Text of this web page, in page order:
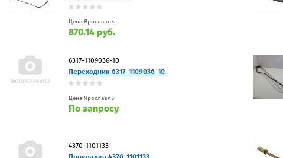
Цена Ярославль:
870.14 руб.
6317-1109036-10
Переходник 6317-1109036-10
Цена Ярославль:
По запросу
4370-1101133